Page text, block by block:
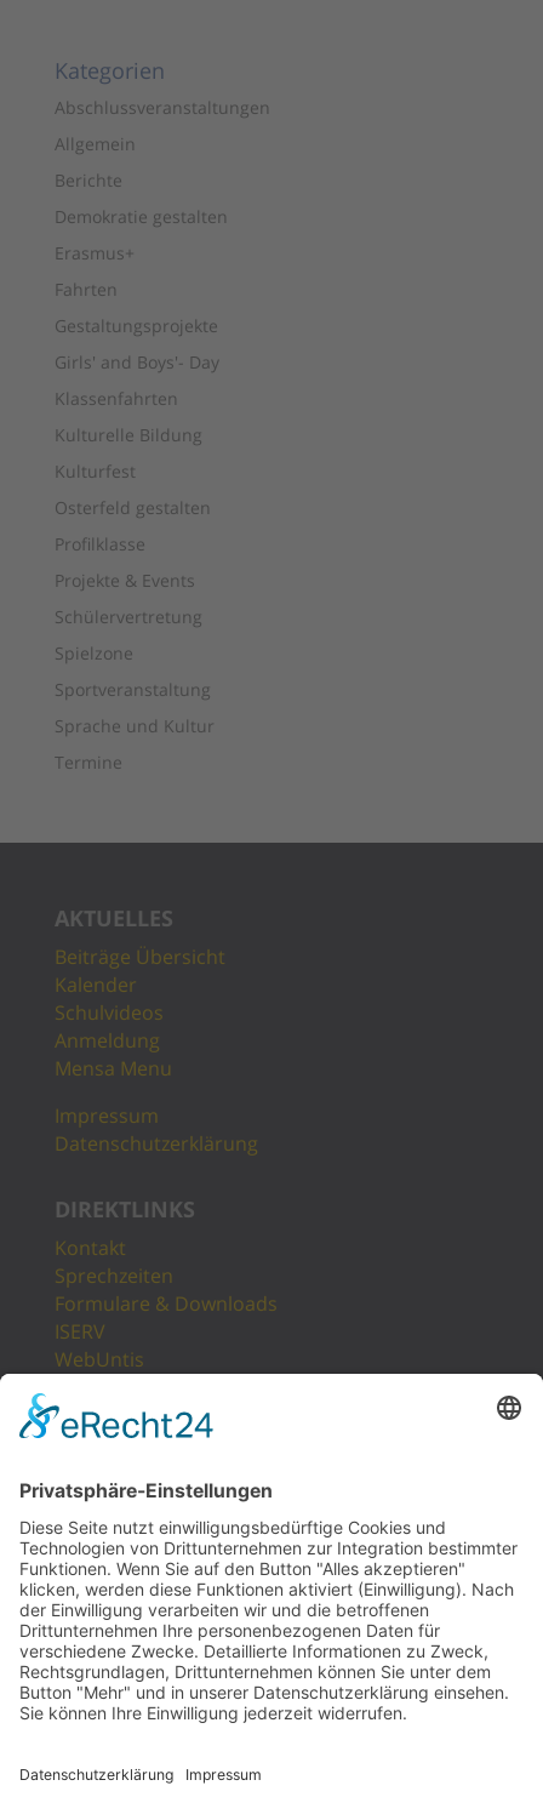
Kategorien
Abschlussveranstaltungen
Allgemein
Berichte
Demokratie gestalten
Erasmus+
Fahrten
Gestaltungsprojekte
Girls' and Boys'- Day
Klassenfahrten
Kulturelle Bildung
Kulturfest
Osterfeld gestalten
Profilklasse
Projekte & Events
Schülervertretung
Spielzone
Sportveranstaltung
Sprache und Kultur
Termine
AKTUELLES
Beiträge Übersicht
Kalender
Schulvideos
Anmeldung
Mensa Menu
Impressum
Datenschutzerklärung
DIREKTLINKS
Kontakt
Sprechzeiten
Formulare & Downloads
ISERV
WebUntis
LogIn
Sitemap
POSTANSCHRIFT
Gesamtschule Osterfeld
Westfälische Straße 17
46117 Oberhausen
UNSERE PARTNER